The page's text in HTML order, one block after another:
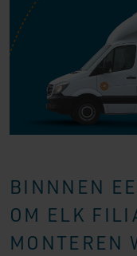
BINNNEN
OM ELK
MONTEREN